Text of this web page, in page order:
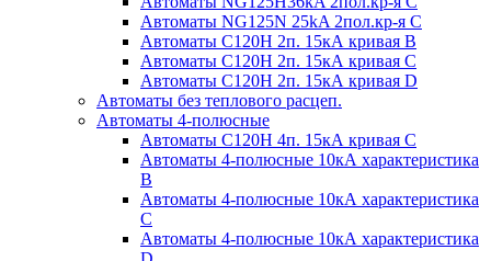
Автоматы NG125N 25kA 2пол.кр-я C
Автоматы С120H 2п. 15кА кривая B
Автоматы С120H 2п. 15кА кривая C
Автоматы С120H 2п. 15кА кривая D
Автоматы без теплового расцеп.
Автоматы 4-полюсные
Автоматы С120H 4п. 15кА кривая C
Автоматы 4-полюсные 10кА характеристика
B
Автоматы 4-полюсные 10кА характеристика
C
Автоматы 4-полюсные 10кА характеристика